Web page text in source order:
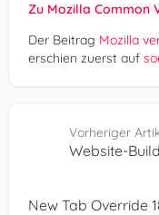
Zu Mozilla Common
Der Beitrag Mozilla
erschien zuerst auf
Vorheriger
Website-
New Tab Override